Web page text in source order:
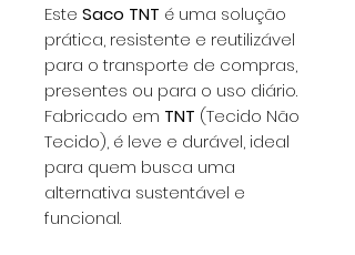
Este Saco TNT é uma solução
prática, resistente e reutilizável
para o transporte de compras,
presentes ou para o uso diário.
Fabricado em TNT (Tecido Não
Tecido), é leve e durável, ideal
para quem busca uma
alternativa sustentável e
funcional.